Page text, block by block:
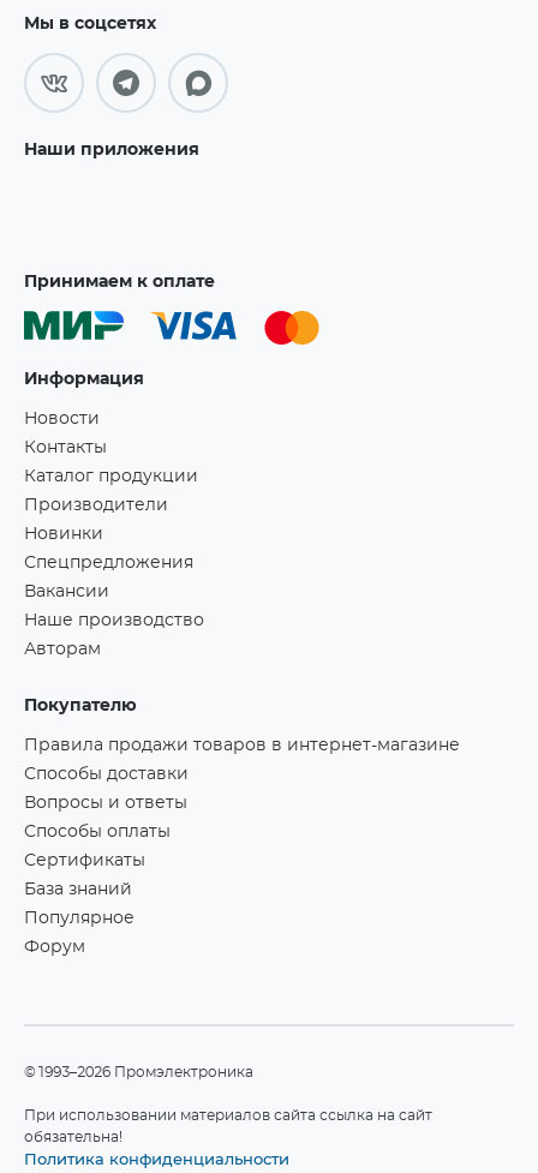
Мы в соцсетях
Наши приложения
Принимаем к оплате
Информация
Новости
Контакты
Каталог продукции
Производители
Новинки
Спецпредложения
Вакансии
Наше производство
Авторам
Покупателю
Правила продажи товаров в интернет-магазине
Способы доставки
Вопросы и ответы
Способы оплаты
Сертификаты
База знаний
Популярное
Форум
©1993–2026 Промэлектроника
При использовании материалов сайта ссылка на сайт
обязательна!
Политика конфиденциальности